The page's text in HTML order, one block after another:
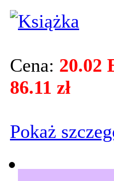
Cena: 20.02
86.11 zł
Pokaż